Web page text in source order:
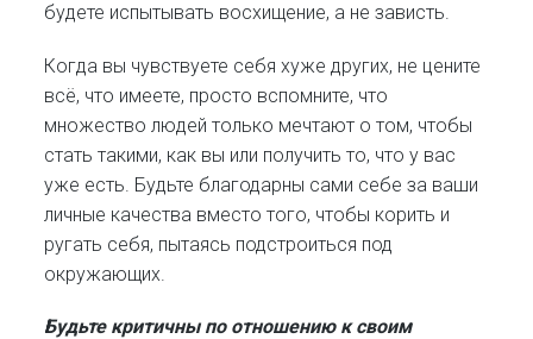
будете испытывать восхищение, а не зависть.
Когда вы чувствуете себя хуже других, не цените
всё, что имеете, просто вспомните, что
множество людей только мечтают о том, чтобы
стать такими, как вы или получить то, что у вас
уже есть. Будьте благодарны сами себе за ваши
личные качества вместо того, чтобы корить и
ругать себя, пытаясь подстроиться под
окружающих.
Будьте критичны по отношению к своим